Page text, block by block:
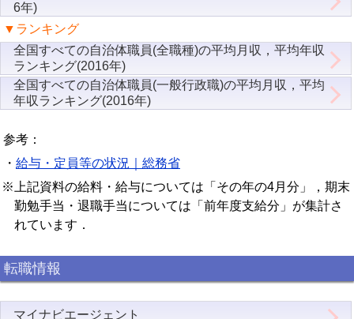
6年)
▼ランキング
全国すべての自治体職員(全職種)の平均月収，平均年収
ランキング(2016年)
全国すべての自治体職員(一般行政職)の平均月収，平均
年収ランキング(2016年)
参考：
・ 給与・定員等の状況｜総務省
※上記資料の給料・給与については「その年の4月分」，期末
勤勉手当・退職手当については「前年度支給分」が集計さ
れています．
転職情報
マイナビエージェント